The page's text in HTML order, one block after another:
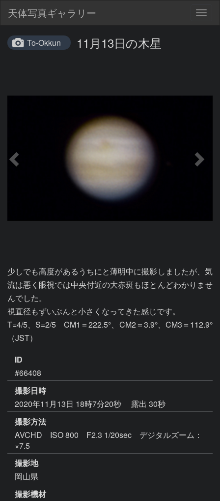
天体写真ギャラリー
To-Okkun 11月13日の木星
少しでも高度があるうちにと薄明中に撮影しましたが、気
流は悪く眼視では中央付近の大赤斑もほとんどわかりませ
んでした。
視直径もずいぶんと小さくなってきた感じです。
T=4/5、S=2/5　CM1＝222.5°、CM2＝3.9°、CM3＝112.9°
（JST）
ID
#66408
撮影日時
2020年11月13日 18時7分20秒
露出 30秒
撮影方法
AVCHD ISO 800 F2.3 1/20sec デジタルズーム：
×7.5
撮影地
岡山県
撮影機材